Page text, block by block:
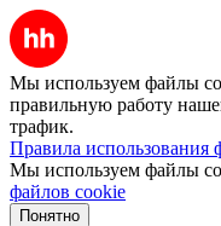
Мы используем файлы
правильную работу
трафик.
Правила использования
Мы используем файлы
файлов cookie
Понятно